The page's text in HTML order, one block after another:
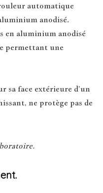
automatique
anodisé.
en aluminium anodisé
permettant une
sa face extérieure d’un
ne protège pas de